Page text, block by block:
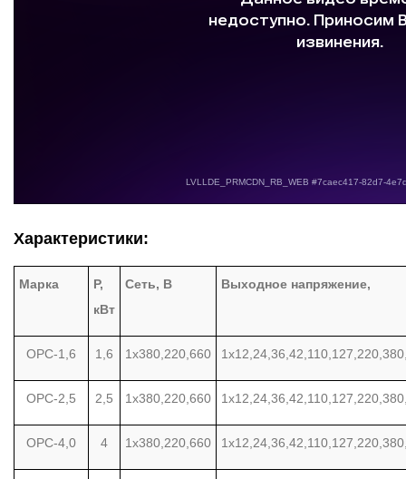
Характеристики:
Марка
Р,
кВт
Сеть, В Выходное напряжение,
ОРС-1,6 1,6 1х380,220,660
ОРС-2,5 2,5 1х380,220,660
ОРС-4,0 4 1х380,220,660